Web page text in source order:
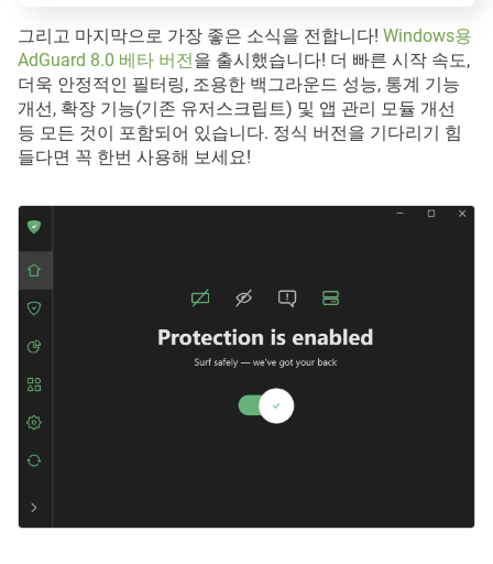
Windows 리콜 기능 비활성화 옵션
블로그
Windows 스토어에서 AdGuard 설치 옵션
그리고 마지막으로 가장 좋은 소식을 전합니다! Windows용
AdGuard 8.0 베타 버전을 출시했습니다! 더 빠른 시작 속도,
더욱 안정적인 필터링, 조용한 백그라운드 성능, 통계 기능
개선, 확장 기능(기존 유저스크립트) 및 앱 관리 모듈 개선
등 모든 것이 포함되어 있습니다. 정식 버전을 기다리기 힘
들다면 꼭 한번 사용해 보세요!